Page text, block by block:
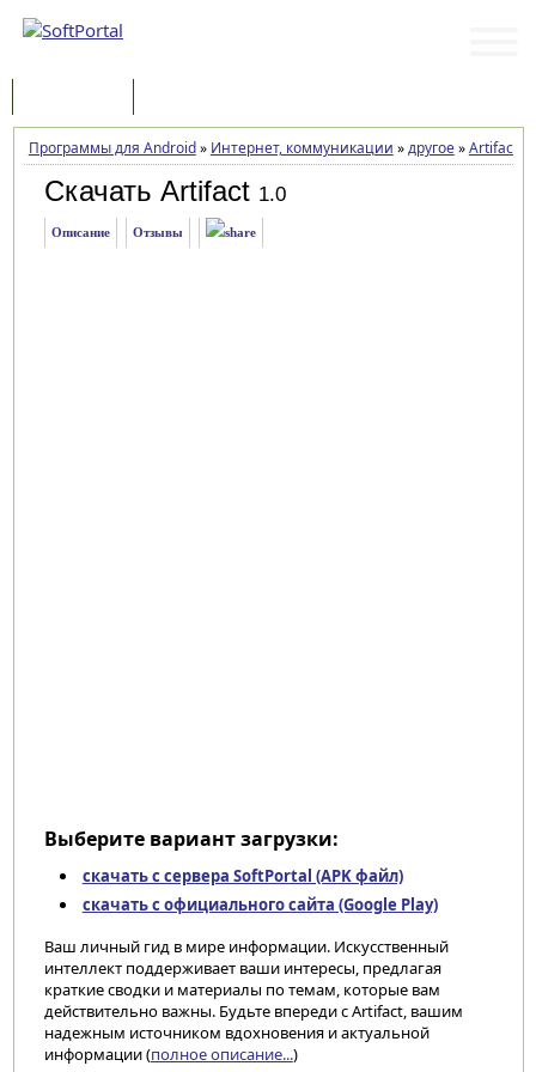
Программы для Android» Интернет, коммуникации »другое»Artifact
Скачать Artifact 1.0
Описание Отзывы
Выберите вариант загрузки:
скачать с сервера SoftPortal (APK файл)
скачать с официального сайта (Google Play)
Ваш личный гид в мире информации. Искусственный
интеллект поддерживает ваши интересы, предлагая
краткие сводки и материалы по темам, которые вам
действительно важны. Будьте впереди с Artifact, вашим
надежным источником вдохновения и актуальной
информации (полное описание...)